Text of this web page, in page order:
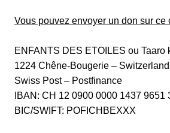
Vous pouvez envoyer un don sur ce
ENFANTS DES ETOILES ou Taaro
1224 Chêne-Bougerie – Switzerland
Swiss Post – Postfinance
IBAN: CH 12 0900 0000 1437 9651
BIC/SWIFT: POFICHBEXXX